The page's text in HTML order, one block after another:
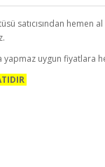
satıcısından
yapmaz uygun fiyatlara